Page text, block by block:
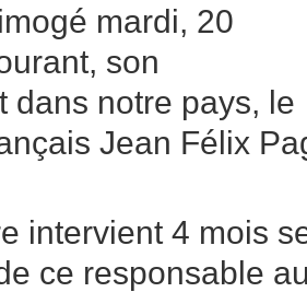
mardi, 20
son
dans notre pays, le
Jean Félix
intervient 4 mois
ce responsable